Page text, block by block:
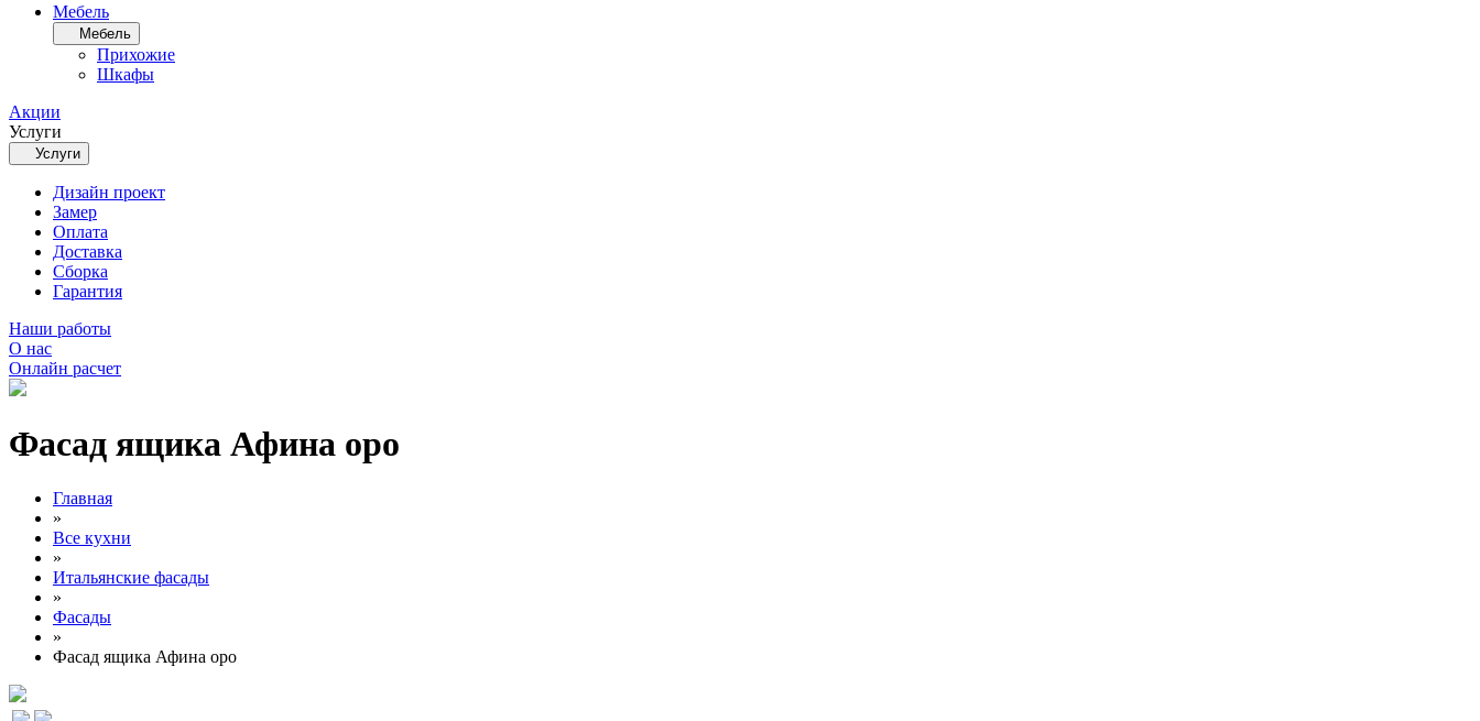
Мебель
Мебель
Прихожие
Шкафы
Акции
Услуги
Услуги
Дизайн проект
Замер
Оплата
Доставка
Сборка
Гарантия
Наши работы
О нас
Онлайн расчет
Фасад ящика Афина оро
Главная
»
Все кухни
»
Итальянские фасады
»
Фасады
»
Фасад ящика Афина оро